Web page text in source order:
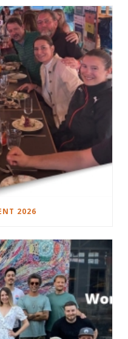
2026